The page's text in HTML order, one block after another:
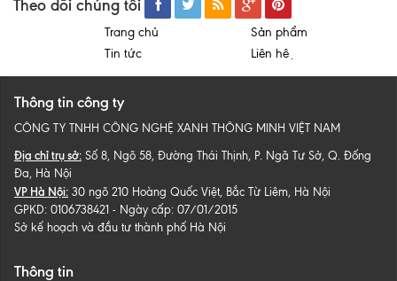
Theo dõi chúng tôi
Trang chủ
Sản phẩm
Tin tức
Liên hệ
Thông tin công ty
CÔNG TY TNHH CÔNG NGHỆ XANH THÔNG MINH VIỆT NAM
Địa chỉ trụ sở: Số 8, Ngõ 58, Đường Thái Thịnh, P. Ngã Tư Sở, Q. Đống
Đa, Hà Nội
VP Hà Nội: 30 ngõ 210 Hoàng Quốc Việt, Bắc Từ Liêm, Hà Nội
GPKD: 0106738421 - Ngày cấp: 07/01/2015
Sở kế hoạch và đầu tư thành phố Hà Nội
Thông tin